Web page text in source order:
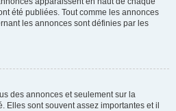
été publiées. Tout comme les annonces
les annonces sont définies par les
des annonces et seulement sur la
Elles sont souvent assez importantes et il